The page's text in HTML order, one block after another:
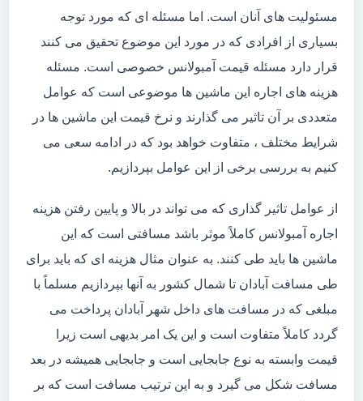
مسئولیت های آنان است. اما مسئله ای که مورد توجه
بسیاری از افرادی که در مورد این موضوع تحقیق می کنند
قرار دارد مسئله قیمت آمبولانس خصوصی است. مسئله
هزینه های اجاره این ماشین ها موضوعی است که عوامل
متعددی بر آن تاثیر می گذارند و نرخ قیمت این ماشین ها در
شرایط مختلف ، متفاوت خواهد بود که در ادامه سعی می
کنیم به بررسی برخی از این عوامل بپردازیم.
از عوامل تاثیر گذاری که می تواند در بالا و پایین رفتن هزینه
اجاره آمبولانس کاملاً موثر باشد مسافتی است که این
ماشین ها باید طی کنند. به عنوان مثال هزینه ای که باید برای
طی مسافت آبادان تا شمال کشور به آنها بپردازیم مسلماً با
مبلغی که در مسافت های داخل شهر آبادان پرداخت می
گردد کاملاً متفاوت است و این یک امر بدیهی است زیرا
قیمت وابسته به نوع جابجایی است و جابجایی همیشه در بعد
مسافت شکل می گیرد و به این ترتیب مسافت است که بر